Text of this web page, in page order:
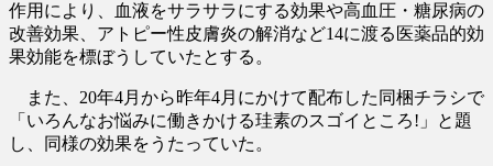
作用により、血液をサラサラにする効果や高血圧・糖尿病の
改善効果、アトピー性皮膚炎の解消など14に渡る医薬品的効
果効能を標ぼうしていたとする。
また、20年4月から昨年4月にかけて配布した同梱チラシで
「いろんなお悩みに働きかける珪素のスゴイところ!」と題
し、同様の効果をうたっていた。